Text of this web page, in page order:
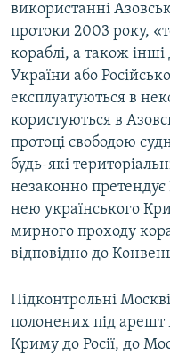
використанні
протоки 2003 року,
кораблі, а також
України або
експлуатуються в
користуються в
протоці свободою
будь-які
незаконно претендує
нею українського
мирного проходу
відповідно до
Підконтрольні
полонених під арешт
Криму до Росії, до